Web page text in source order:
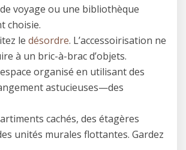
voyage ou une bibliothèque
choisie.
le désordre. L’accessoirisation ne
à un bric-à-brac d’objets.
organisé en utilisant des
astucieuses—des
cachés, des étagères
unités murales flottantes. Gardez